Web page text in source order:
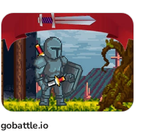
gobattle.io